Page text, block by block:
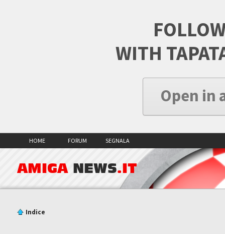
WITH
Open in
HOME FORUM SEGNALA
AMIGA NEWS.IT
Indice